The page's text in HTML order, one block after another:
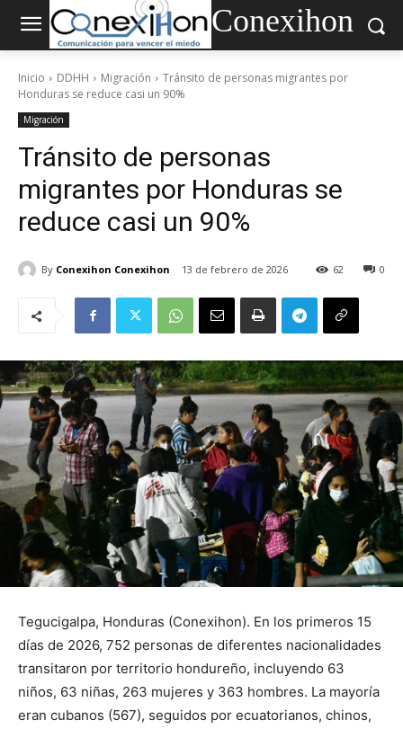
Conexihon
Inicio DDHH Migración
Tránsito de personas migrantes por
Honduras se reduce casi un 90%
Migración
Tránsito de personas
migrantes por Honduras se
reduce casi un 90%
By Conexihon Conexihon 13 de febrero de 2026 0
62
Tegucigalpa, Honduras (Conexihon). En los primeros 15
días de 2026, 752 personas de diferentes nacionalidades
transitaron por territorio hondureño, incluyendo 63
niños, 63 niñas, 263 mujeres y 363 hombres. La mayoría
eran cubanos (567), seguidos por ecuatorianos, chinos,